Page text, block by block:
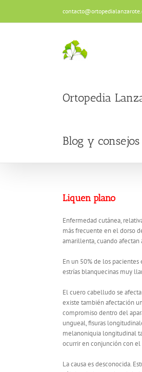
contenido
Ortopedia
Blog y consejos
Liquen plano
Enfermedad cutánea,
más frecuente en el dorso
amarillenta, cuando afectan
En un 50% de los
estrías blanquecinas muy
El cuero cabelludo se
existe también afectación
compromiso dentro del
ungueal, fisuras
melanoniquia longitudinal
ocurrir en conjunción con
La causa es desconocida.